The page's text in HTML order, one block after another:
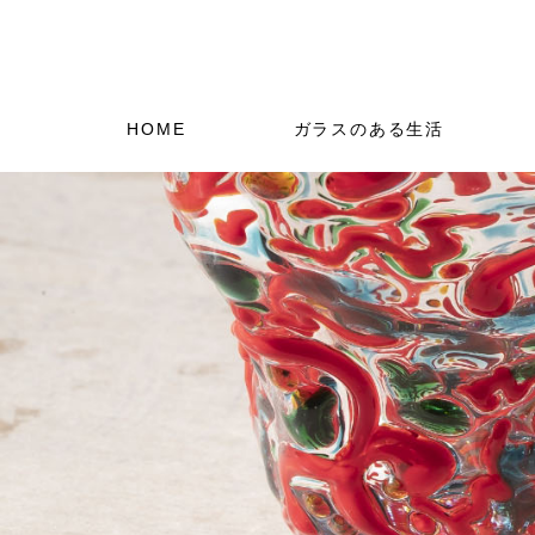
HOME ガラスのある生活